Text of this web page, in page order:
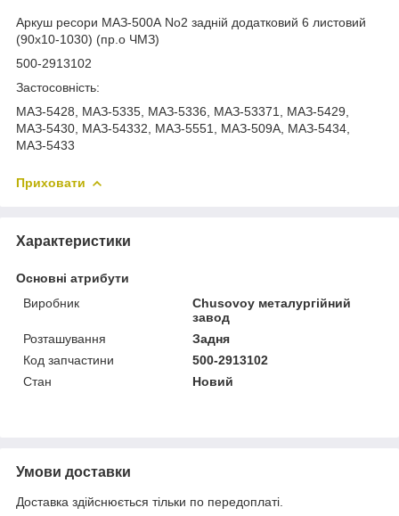
Аркуш ресори МАЗ-500А No2 задній додатковий 6 листовий
(90х10-1030) (пр.о ЧМЗ)
500-2913102
Застосовність:
МАЗ-5428, МАЗ-5335, МАЗ-5336, МАЗ-53371, МАЗ-5429,
МАЗ-5430, МАЗ-54332, МАЗ-5551, МАЗ-509А, МАЗ-5434,
МАЗ-5433
Приховати
Характеристики
Основні атрибути
Виробник
Chusovoy металургійний
завод
Розташування
Задня
Код запчастини
500-2913102
Стан
Новий
Умови доставки
Доставка здійснюється тільки по передоплаті.